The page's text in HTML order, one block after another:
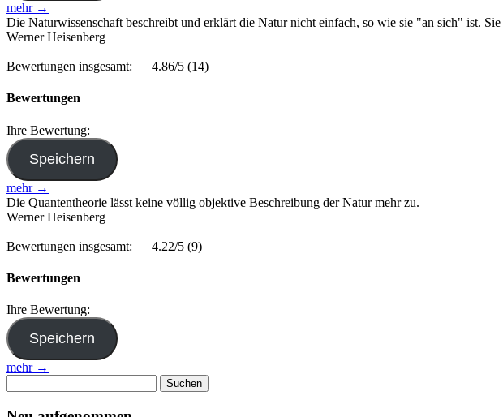
mehr →
Die Naturwissenschaft beschreibt und erklärt die Natur nicht einfach, so wie sie "an sich" ist.
Werner Heisenberg
Bewertungen insgesamt: 4.86/5 (14)
Bewertungen
Ihre Bewertung:
mehr →
Die Quantentheorie lässt keine völlig objektive Beschreibung der Natur mehr zu.
Werner Heisenberg
Bewertungen insgesamt: 4.22/5 (9)
Bewertungen
Ihre Bewertung:
mehr →
nach: